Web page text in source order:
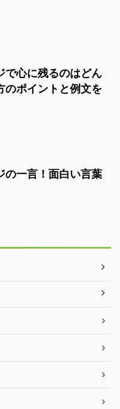
で心に残るのはどん
のポイントと例文を
の一言！面白い言葉